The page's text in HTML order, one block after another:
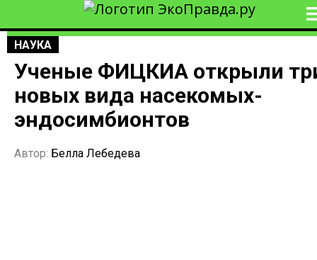
НАУКА
Ученые ФИЦКИА открыли
новых вида насекомых-
эндосимбионтов
Автор: Белла Лебедева